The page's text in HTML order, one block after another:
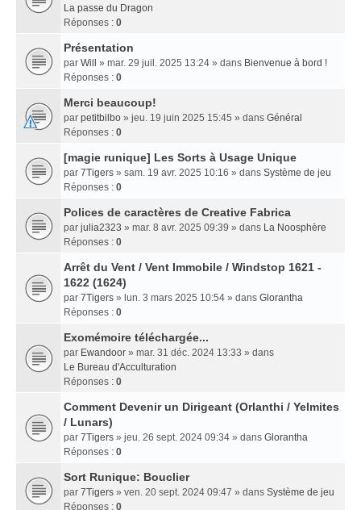
La passe du Dragon
Réponses : 0
Présentation
par Will » mar. 29 juil. 2025 13:24 » dans Bienvenue à bord !
Réponses : 0
Merci beaucoup!
par petitbilbo » jeu. 19 juin 2025 15:45 » dans Général
Réponses : 0
[magie runique] Les Sorts à Usage Unique
par 7Tigers » sam. 19 avr. 2025 10:16 » dans Système de jeu
Réponses : 0
Polices de caractères de Creative Fabrica
par julia2323 » mar. 8 avr. 2025 09:39 » dans La Noosphère
Réponses : 0
Arrêt du Vent / Vent Immobile / Windstop 1621 -
1622 (1624)
par 7Tigers » lun. 3 mars 2025 10:54 » dans Glorantha
Réponses : 0
Exomémoire téléchargée...
par Ewandoor » mar. 31 déc. 2024 13:33 » dans
Le Bureau d'Acculturation
Réponses : 0
Comment Devenir un Dirigeant (Orlanthi / Yelmites
/ Lunars)
par 7Tigers » jeu. 26 sept. 2024 09:34 » dans Glorantha
Réponses : 0
Sort Runique: Bouclier
par 7Tigers » ven. 20 sept. 2024 09:47 » dans Système de jeu
Réponses : 0